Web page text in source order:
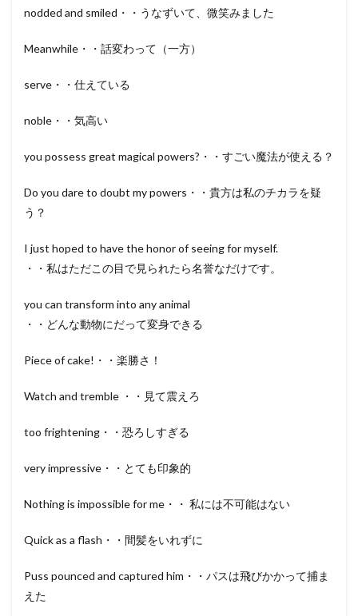
nodded and smiled・・うなずいて、微笑みました
Meanwhile・・話変わって（一方）
serve・・仕えている
noble・・気高い
you possess great magical powers?・・すごい魔法が使える？
Do you dare to doubt my powers・・貴方は私のチカラを疑
う？
I just hoped to have the honor of seeing for myself.
・・私はただこの目で見られたら名誉なだけです。
you can transform into any animal
・・どんな動物にだって変身できる
Piece of cake!・・楽勝さ！
Watch and tremble ・・見て震えろ
too frightening・・恐ろしすぎる
very impressive・・とても印象的
Nothing is impossible for me・・ 私には不可能はない
Quick as a flash・・間髪をいれずに
Puss pounced and captured him・・パスは飛びかかって捕ま
えた